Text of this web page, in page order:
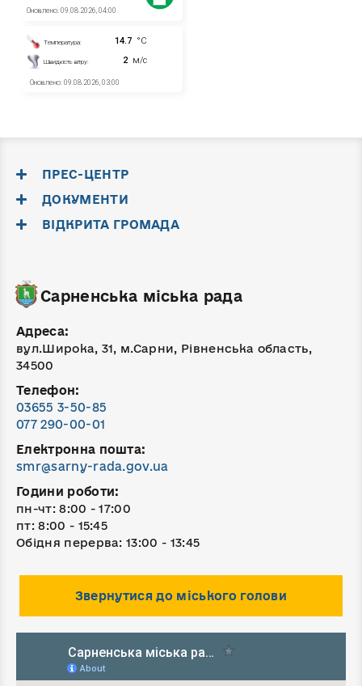
ПРЕС-ЦЕНТР
ДОКУМЕНТИ
ВІДКРИТА ГРОМАДА
Сарненська міська рада
Адреса:
вул.Широка, 31, м.Сарни, Рівненська область,
34500
Телефон:
03655 3-50-85
077 290-00-01
Електронна пошта:
smr@sarny-rada.gov.ua
Години роботи:
пн-чт: 8:00 - 17:00
пт: 8:00 - 15:45
Обідня перерва: 13:00 - 13:45
Звернутися до міського голови